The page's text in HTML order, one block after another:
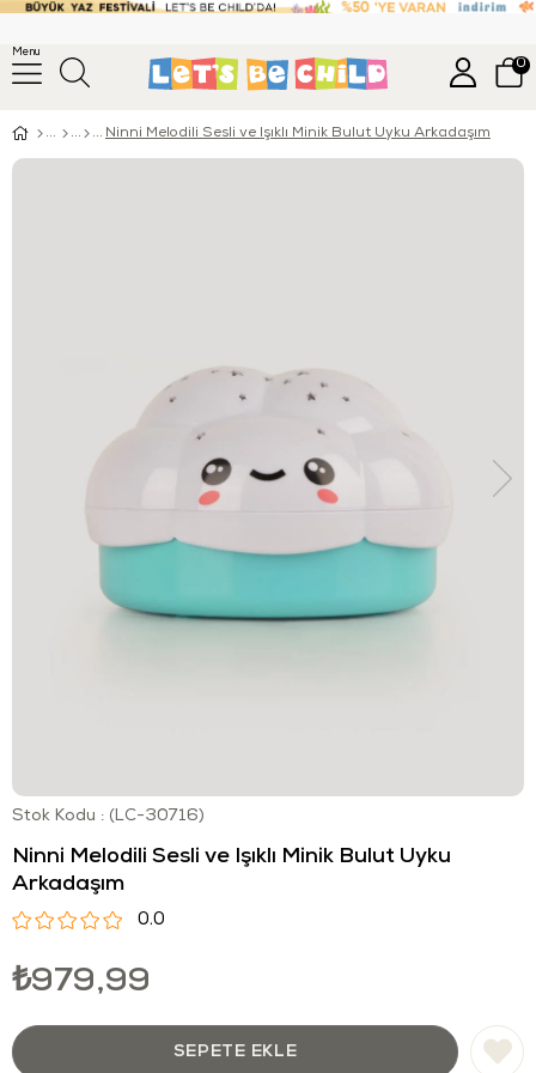
Menu
0
Ninni Melodili Sesli ve Işıklı Minik Bulut Uyku Arkadaşım
Stok Kodu (LC-30716)
Ninni Melodili Sesli ve Işıklı Minik Bulut Uyku
Arkadaşım
0.0
₺979,99